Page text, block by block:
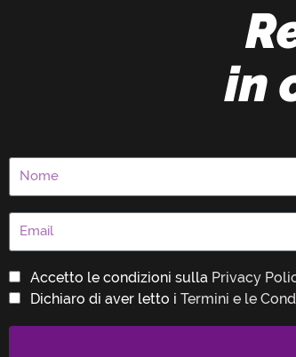
in
Accetto le condizioni sulla Privacy
Dichiaro di aver letto i Termini e le